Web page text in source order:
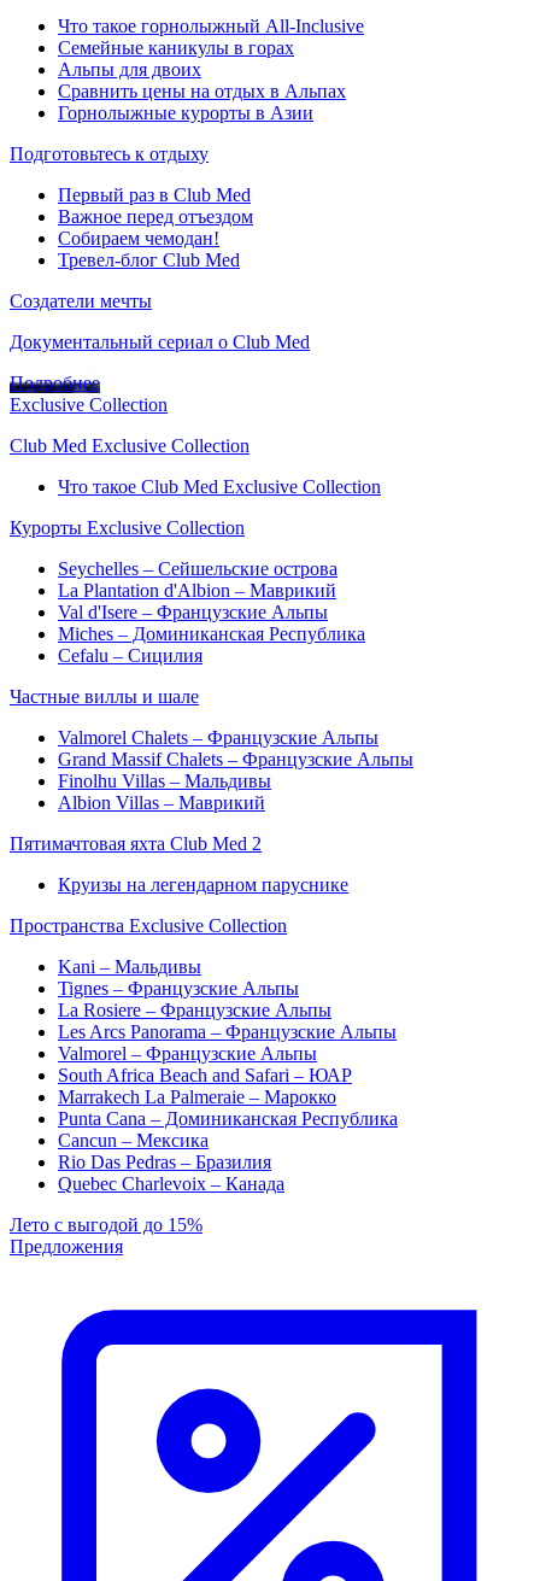
Что такое горнолыжный All-Inclusive
Семейные каникулы в горах
Альпы для двоих
Сравнить цены на отдых в Альпах
Горнолыжные курорты в Азии
Подготовьтесь к отдыху
Первый раз в Club Med
Важное перед отъездом
Собираем чемодан!
Тревел-блог Club Med
Создатели мечты
Документальный сериал о Club Med
Подробнее
Exclusive Collection
Club Med Exclusive Collection
Что такое Club Med Exclusive Collection
Курорты Exclusive Collection
Seychelles – Сейшельские острова
La Plantation d'Albion – Маврикий
Val d'Isere – Французские Альпы
Miches – Доминиканская Республика
Cefalu – Сицилия
Частные виллы и шале
Valmorel Chalets – Французские Альпы
Grand Massif Chalets – Французские Альпы
Finolhu Villas – Мальдивы
Albion Villas – Маврикий
Пятимачтовая яхта Club Med 2
Круизы на легендарном паруснике
Пространства Exclusive Collection
Kani – Мальдивы
Tignes – Французские Альпы
La Rosiere – Французские Альпы
Les Arcs Panorama – Французские Альпы
Valmorel – Французские Альпы
South Africa Beach and Safari – ЮАР
Marrakech La Palmeraie – Марокко
Punta Cana – Доминиканская Республика
Cancun – Мексика
Rio Das Pedras – Бразилия
Quebec Charlevoix – Канада
Лето с выгодой до 15%
Предложения